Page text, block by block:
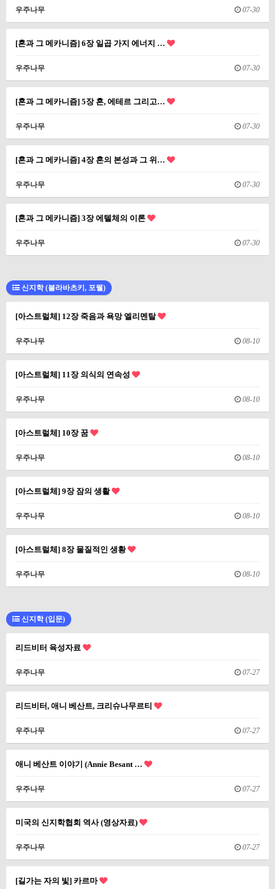
우주나무 07-30
[혼과 그 메카니즘] 6장 일곱 가지 에너지 …
우주나무 07-30
[혼과 그 메카니즘] 5장 혼, 에테르 그리고…
우주나무 07-30
[혼과 그 메카니즘] 4장 혼의 본성과 그 위…
우주나무 07-30
[혼과 그 메카니즘] 3장 에텔체의 이론
우주나무 07-30
신지학 (블라바츠키, 포웰)
[아스트럴체] 12장 죽음과 욕망 엘리멘탈
우주나무 08-10
[아스트럴체] 11장 의식의 연속성
우주나무 08-10
[아스트럴체] 10장 꿈
우주나무 08-10
[아스트럴체] 9장 잠의 생활
우주나무 08-10
[아스트럴체] 8장 물질적인 생황
우주나무 08-10
신지학 (입문)
리드비터 육성자료
우주나무 07-27
리드비터, 애니 베산트, 크리슈나무르티
우주나무 07-27
애니 베산트 이야기 (Annie Besant …
우주나무 07-27
미국의 신지학협회 역사 (영상자료)
우주나무 07-27
[길가는 자의 빛] 카르마